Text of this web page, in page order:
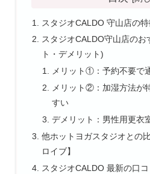
スタジオCALDO 守山店の
スタジオCALDO守山店のお
ト・デメリット)
メリット①：予約不要で
メリット②：加湿方法が
すい
デメリット：男性用更衣
他ホットヨガスタジオとの
ロイブ】
スタジオCALDO 最新の口コ